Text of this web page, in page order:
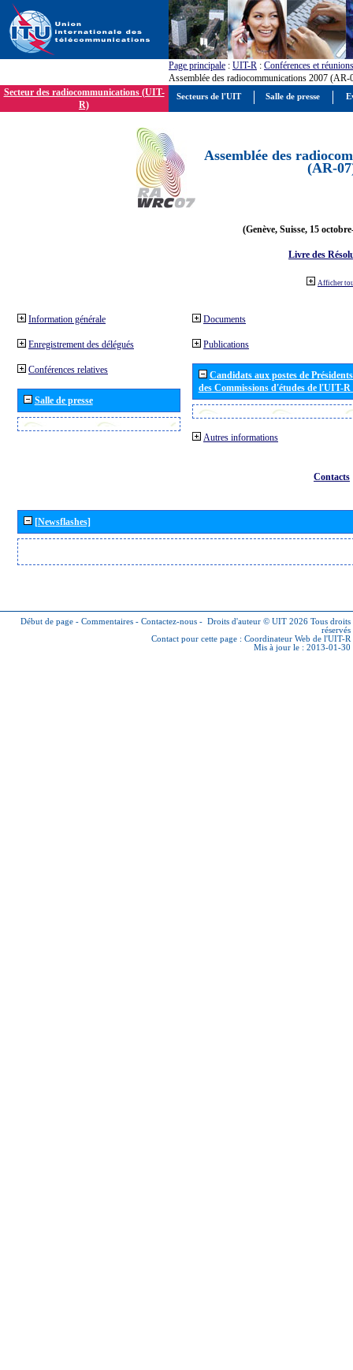
Page principale : UIT-R : Conférences et réunions
Assemblée des radiocommunications 2007 (AR-
Secteur des radiocommunications (UIT-
R)
Assemblée des
(AR-
(Genève, Suisse, 15
Livre des
Afficher
Information générale
Enregistrement des délégués
Conférences relatives
Salle de presse
Documents
Publications
Candidats aux postes de
des Commissions d'études de l'UIT-
Autres informations
Contacts
[Newsflashes]
Début de page - Commentaires - Contactez-nous - Droits d'auteur © UIT 2026 Tous droits
réservés
Contact pour cette page : Coordinateur Web de l'UIT-R
Mis à jour le : 2013-01-30
Secteurs de l'UIT Salle de presse